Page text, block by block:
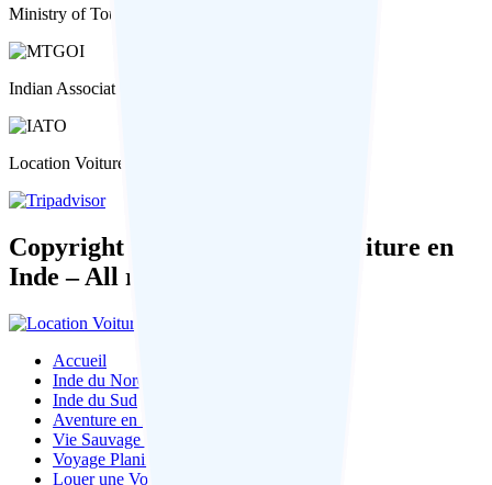
Ministry of Tourism, Government of India
Indian Association of Tour Operators (IATO)
Location Voiture En Inde on Tripadvisor
Copyright – 2026 – Location Voiture en
Inde – All rights reserved.
Accueil
Inde du Nord
Inde du Sud
Aventure en Inde
Vie Sauvage en Inde
Voyage Planification
Louer une Voiture